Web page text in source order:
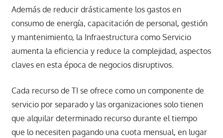
Además de reducir drásticamente los gastos en
consumo de energía, capacitación de personal, gestión
y mantenimiento, la Infraestructura como Servicio
aumenta la eficiencia y reduce la complejidad, aspectos
claves en esta época de negocios disruptivos.
Cada recurso de TI se ofrece como un componente de
servicio por separado y las organizaciones solo tienen
que alquilar determinado recurso durante el tiempo
que lo necesiten pagando una cuota mensual, en lugar